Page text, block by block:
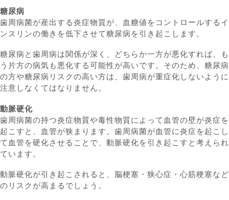
糖尿病
歯周病菌が産出する炎症物質が、血糖値をコントロールするイ
ンスリンの働きを低下させて糖尿病を引き起こします。
糖尿病と歯周病は関係が深く、どちらか一方が悪化すれば、も
う片方の病気も悪化する可能性が高いです。そのため、糖尿病
の方や糖尿病リスクの高い方は、歯周病が重症化しないように
注意しなくてはなりません。
動脈硬化
歯周病菌の持つ炎症物質や毒性物質によって血管の壁が炎症を
起こすと、血管が狭まります。歯周病菌が血管に炎症を起こし
て血管を硬化させることで、動脈硬化を引き起こすと考えられ
ています。
動脈硬化が引き起こされると、脳梗塞・狭心症・心筋梗塞など
のリスクが高まるでしょう。